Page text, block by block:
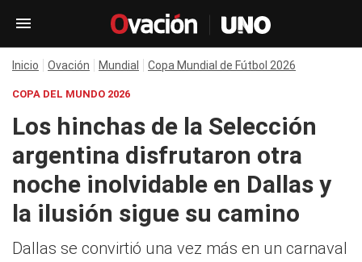
Inicio Ovación Mundial Copa Mundial de Fútbol 2026
COPA DEL MUNDO 2026
Los hinchas de la Selección
argentina disfrutaron otra
noche inolvidable en Dallas y
la ilusión sigue su camino
Dallas se convirtió una vez más en un carnaval